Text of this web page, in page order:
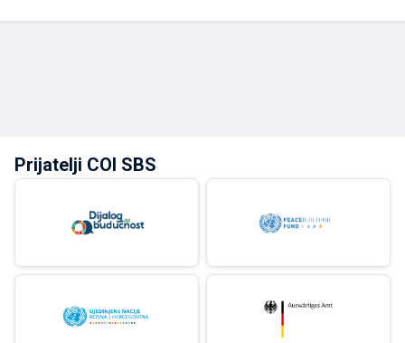
Prijatelji COI SBS